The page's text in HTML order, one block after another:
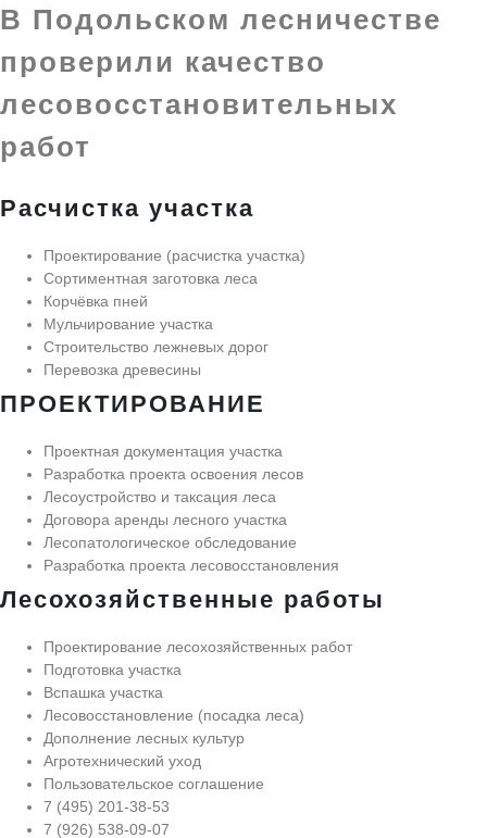
В Подольском лесничестве
проверили качество
лесовосстановительных
работ
Расчистка участка
Проектирование (расчистка участка)
Сортиментная заготовка леса
Корчёвка пней
Мульчирование участка
Строительство лежневых дорог
Перевозка древесины
ПРОЕКТИРОВАНИЕ
Проектная документация участка
Разработка проекта освоения лесов
Лесоустройство и таксация леса
Договора аренды лесного участка
Лесопатологическое обследование
Разработка проекта лесовосстановления
Лесохозяйственные работы
Проектирование лесохозяйственных работ
Подготовка участка
Вспашка участка
Лесовосстановление (посадка леса)
Дополнение лесных культур
Агротехнический уход
Пользовательское соглашение
7 (495) 201-38-53
7 (926) 538-09-07